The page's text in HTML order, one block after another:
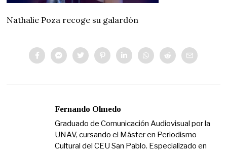
Nathalie Poza recoge su galardón
Fernando Olmedo
Graduado de Comunicación Audiovisual por la
UNAV, cursando el Máster en Periodismo
Cultural del CEU San Pablo. Especializado en